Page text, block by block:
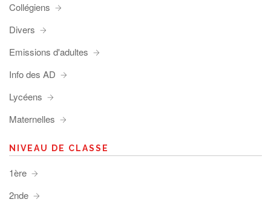
Collégiens
Divers
Emissions d'adultes
Info des AD
Lycéens
Maternelles
NIVEAU DE CLASSE
1ère
2nde